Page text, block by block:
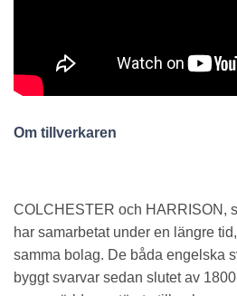
Om tillverkaren
COLCHESTER och HARRISON,
har samarbetat under en längre
samma bolag. De båda engelska
byggt svarvar sedan slutet av